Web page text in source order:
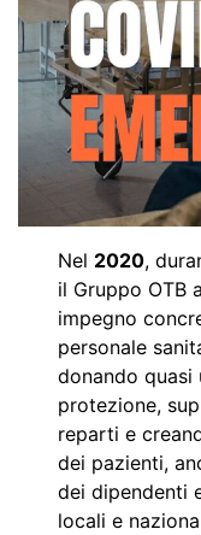
Nel 2020,
il Gruppo OTB
impegno
personale
donando
protezione,
reparti e
dei pazienti,
dei dipendenti
locali e